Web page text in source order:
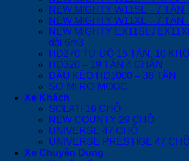
NEW MIGHTY W11SL – 7 TẤN
NEW MIGHTY W11XL – 7 TẤN
NEW MIGHTY EX11SL /
dài 6m3
HD270 TỰ ĐỔ 15 TẤN, 10 KHỐI
HD320 – 19 TẤN 4 CHÂN
ĐẦU KÉO HD1000 – 38 TẤN
SƠ MI RƠ MOOC
Xe Khách
SOLATI 16 CHỖ
NEW COUNTY 29 CHỖ
UNIVERSE 47 CHỖ
UNIVERSE PRESTIGE 47
Xe Chuyên Dụng